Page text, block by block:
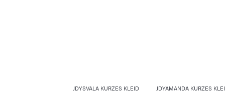
JDYSVALA KURZES KLEID JDYAMANDA KURZES